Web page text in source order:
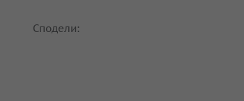
Сподели: